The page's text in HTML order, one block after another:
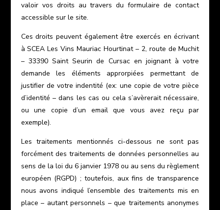
valoir vos droits au travers du formulaire de contact
accessible sur le site.
Ces droits peuvent également être exercés en écrivant
à SCEA Les Vins Mauriac Hourtinat – 2, route de Muchit
– 33390 Saint Seurin de Cursac en joignant à votre
demande les éléments approrpiées permettant de
justifier de votre indentité (ex: une copie de votre pièce
d’identité – dans les cas ou cela s’avèrerait nécessaire,
ou une copie d’un email que vous avez reçu par
exemple).
Les traitements mentionnés ci-dessous ne sont pas
forcément des traitements de données personnelles au
sens de la loi du 6 janvier 1978 ou au sens du règlement
européen (RGPD) ; toutefois, aux fins de transparence
nous avons indiqué l’ensemble des traitements mis en
place – autant personnels – que traitements anonymes